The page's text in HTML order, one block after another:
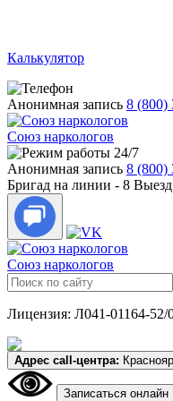
Калькулятор
Анонимная запись 8 (800)
Союз наркологов
24/7
Анонимная запись 8 (800)
Бригад на линии - 8 Выезд
Союз наркологов
Лицензия: Л041-01164-52/
Адрес call-центра:
Записаться онлайн